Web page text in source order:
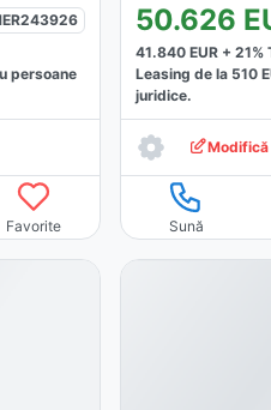
persoane
Favorite
50.626
41.840EUR + 21%
Leasing de la 510
juridice.
Modifică
Sună